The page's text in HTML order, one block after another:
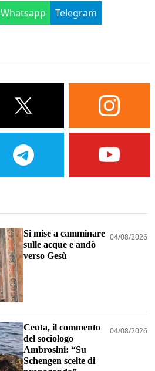
Whatsapp Telegram
Si mise a camminare
sulle acque e andò
verso Gesù
04/08/2026
Ceuta, il commento
del sociologo
Ambrosini: “Su
Schengen scelte di
04/08/2026